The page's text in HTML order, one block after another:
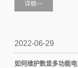
详细>>
2022-06-29
如何维护数显多功能